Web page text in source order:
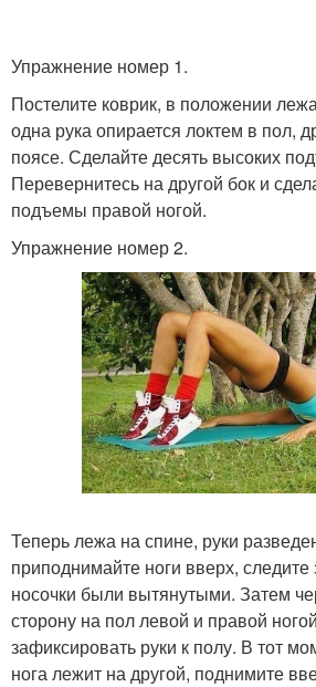
Упражнение номер 1.
Постелите коврик, в положении
одна рука опирается локтем в пол,
поясе. Сделайте десять высоких
Перевернитесь на другой бок и
подъемы правой ногой.
Упражнение номер 2.
Теперь лежа на спине, руки
приподнимайте ноги вверх, следите
носочки были вытянутыми. Затем
сторону на пол левой и правой
зафиксировать руки к полу. В тот
нога лежит на другой, поднимите